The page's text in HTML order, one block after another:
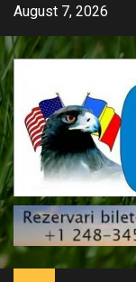
Skip
content
August 7, 2026